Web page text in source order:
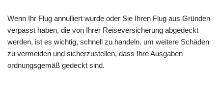
Wenn Ihr Flug annulliert wurde oder Sie Ihren Flug aus Gründen
verpasst haben, die von Ihrer Reiseversicherung abgedeckt
werden, ist es wichtig, schnell zu handeln, um weitere Schäden
zu vermeiden und sicherzustellen, dass Ihre Ausgaben
ordnungsgemäß gedeckt sind.